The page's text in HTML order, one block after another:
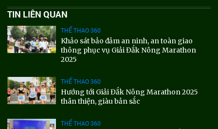
TIN LIÊN QUAN
THỂ THAO 360
Khảo sát bảo đảm an ninh, an toàn giao
thông phục vụ Giải Đắk Nông Marathon
2025
THỂ THAO 360
Hướng tới Giải Đắk Nông Marathon 2025
thân thiện, giàu bản sắc
THỂ THAO 360